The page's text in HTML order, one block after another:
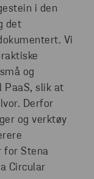
i den
det
Vi
og
slik at
Derfor
og verktøy
for Stena
Circular